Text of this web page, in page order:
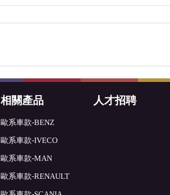
相關產品
歐系車款-BENZ
歐系車款-IVECO
歐系車款-MAN
歐系車款-RENAULT
人才招聘